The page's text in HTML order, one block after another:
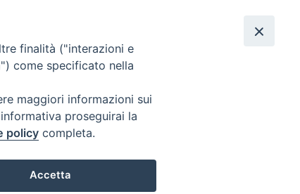
finalità ("interazioni e
come specificato nella
maggiori informazioni sui
proseguirai la
policy completa.
Accetta